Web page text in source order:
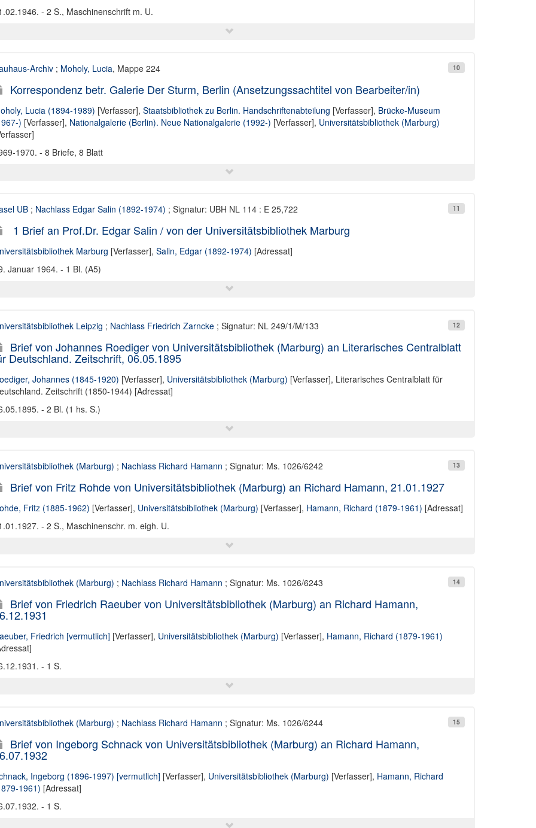
- 2 S., Maschinenschrift m. U.
10
Archiv; Moholy, Lucia, Mappe 224
Korrespondenz betr. Galerie Der Sturm, Berlin (Ansetzungssachtitel von Bearbeiter/in)
Lucia (1894-1989) [Verfasser], Staatsbibliothek zu Berlin. Handschriftenabteilung [Verfasser], Brücke-Museum
) [Verfasser], Nationalgalerie (Berlin). Neue Nationalgalerie (1992-) [Verfasser], Universitätsbibliothek (Marburg)
1970. - 8 Briefe, 8 Blatt
11
UB; Nachlass Edgar Salin (1892-1974) ; Signatur: UBH NL 114 : E 25,722
1 Brief an Prof.Dr. Edgar Salin / von der Universitätsbibliothek Marburg
Marburg [Verfasser], Salin, Edgar (1892-1974) [Adressat]
Januar 1964. - 1 Bl. (A5)
12
Leipzig ; Nachlass Friedrich Zarncke; Signatur: NL 249/1/M/133
Brief von Johannes Roediger von Universitätsbibliothek (Marburg) an Literarisches Centralblatt
Deutschland. Zeitschrift, 06.05.1895
Johannes (1845-1920) [Verfasser], Universitätsbibliothek (Marburg) [Verfasser], Literarisches Centralblatt für
Zeitschrift (1850-1944) [Adressat]
- 2 Bl. (1 hs. S.)
13
(Marburg) ; Nachlass Richard Hamann ; Signatur: Ms. 1026/6242
Brief von Fritz Rohde von Universitätsbibliothek (Marburg) an Richard Hamann, 21.01.1927
Fritz (1885-1962) [Verfasser], Universitätsbibliothek (Marburg) [Verfasser], Hamann, Richard (1879-1961) [Adressat]
- 2 S., Maschinenschr. m. eigh. U.
14
(Marburg) ; Nachlass Richard Hamann ; Signatur: Ms. 1026/6243
Brief von Friedrich Raeuber von Universitätsbibliothek (Marburg) an Richard Hamann,
Friedrich [vermutlich] [Verfasser], Universitätsbibliothek (Marburg) [Verfasser], Hamann, Richard (1879-1961)
- 1 S.
15
(Marburg) ; Nachlass Richard Hamann ; Signatur: Ms. 1026/6244
Brief von Ingeborg Schnack von Universitätsbibliothek (Marburg) an Richard Hamann,
Ingeborg (1896-1997) [vermutlich] [Verfasser], Universitätsbibliothek (Marburg) [Verfasser], Hamann, Richard
1961) [Adressat]
- 1 S.